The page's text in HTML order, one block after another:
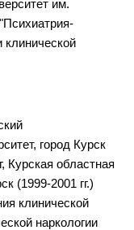
им.
клинической
город Курск
Курская областная
(1999-2001 гг.)
клинической
наркологии